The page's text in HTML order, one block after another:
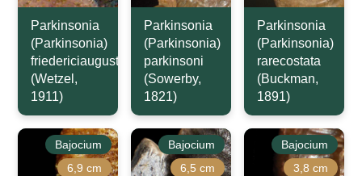
Parkinsonia
(Parkinsonia)
friedericiaugusti
(Wetzel,
1911)
Parkinsonia
(Parkinsonia)
parkinsoni
(Sowerby,
1821)
Parkinsonia
(Parkinsonia)
rarecostata
(Buckman,
1891)
Bajocium
6,9 cm
Bajocium
6,5 cm
Bajocium
3,8 cm